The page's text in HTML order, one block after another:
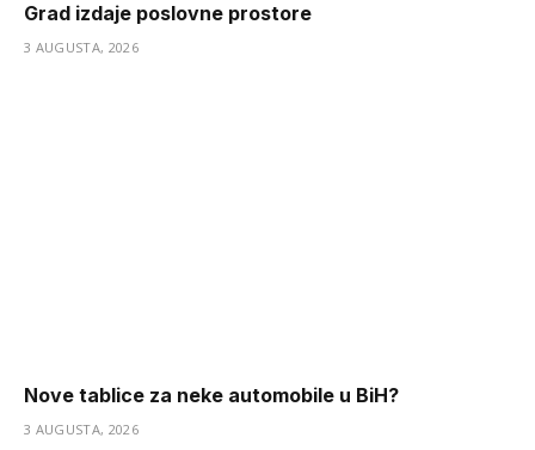
Grad izdaje poslovne prostore
3 AUGUSTA, 2026
Nove tablice za neke automobile u BiH?
3 AUGUSTA, 2026